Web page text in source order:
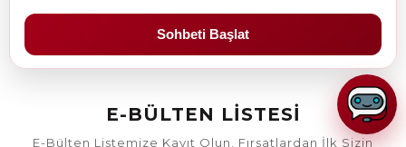
E-BÜLTEN LİSTESİ
E-Bülten Listemize Kayıt Olun, Fırsatlardan İlk Sizin
Sohbeti Başlat